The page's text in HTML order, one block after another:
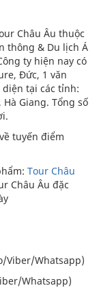
Châu Âu thuộc
thông & Du lịch Á
ty hiện nay có
Đức, 1 văn
tại các tỉnh:
Giang. Tổng số
tuyến điểm
Tour Châu
Châu Âu đặc
Viber/Whatsapp)
Whatsapp)